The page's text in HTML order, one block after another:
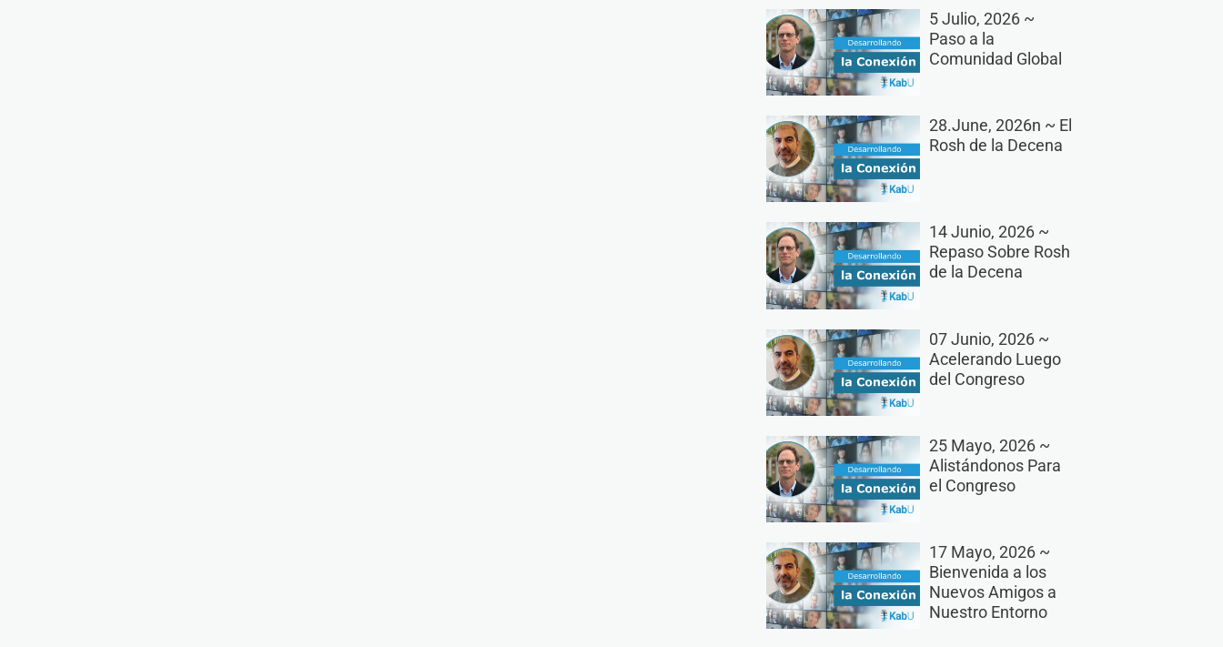
5 Julio, 2026 ~
Paso a la
Comunidad Global
28.June, 2026n ~ El
Rosh de la Decena
14 Junio, 2026 ~
Repaso Sobre Rosh
de la Decena
07 Junio, 2026 ~
Acelerando Luego
del Congreso
25 Mayo, 2026 ~
Alistándonos Para
el Congreso
17 Mayo, 2026 ~
Bienvenida a los
Nuevos Amigos a
Nuestro Entorno